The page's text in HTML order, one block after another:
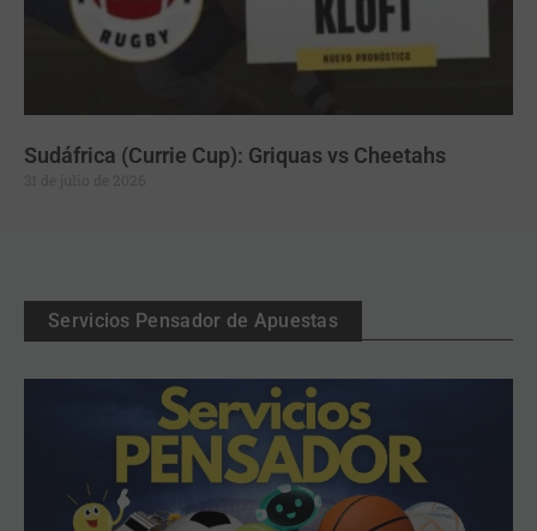
Sudáfrica (Currie Cup): Griquas vs Cheetahs
Servicios Pensador de Apuestas